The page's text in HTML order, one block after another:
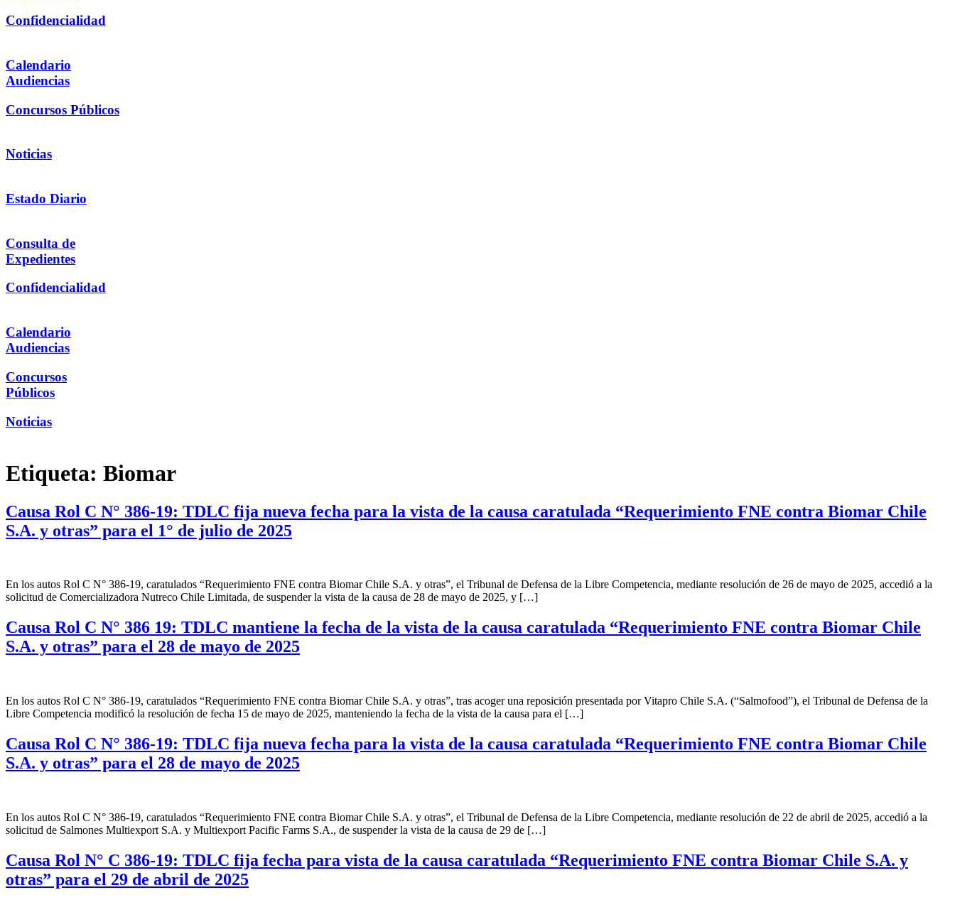
Confidencialidad
Calendario
Audiencias
Concursos Públicos
Noticias
Estado Diario
Consulta de
Expedientes
Confidencialidad
Calendario
Audiencias
Concursos
Públicos
Noticias
Etiqueta: Biomar
Causa Rol C N° 386-19: TDLC fija nueva fecha para la vista de la causa caratulada “Requerimiento FNE contra Biomar Chile
S.A. y otras” para el 1° de julio de 2025
En los autos Rol C N° 386-19, caratulados “Requerimiento FNE contra Biomar Chile S.A. y otras”, el Tribunal de Defensa de la Libre Competencia, mediante resolución de 26 de mayo de 2025, accedió a la
solicitud de Comercializadora Nutreco Chile Limitada, de suspender la vista de la causa de 28 de mayo de 2025, y […]
Causa Rol C N° 386 19: TDLC mantiene la fecha de la vista de la causa caratulada “Requerimiento FNE contra Biomar Chile
S.A. y otras” para el 28 de mayo de 2025
En los autos Rol C N° 386-19, caratulados “Requerimiento FNE contra Biomar Chile S.A. y otras”, tras acoger una reposición presentada por Vitapro Chile S.A. (“Salmofood”), el Tribunal de Defensa de la
Libre Competencia modificó la resolución de fecha 15 de mayo de 2025, manteniendo la fecha de la vista de la causa para el […]
Causa Rol C N° 386-19: TDLC fija nueva fecha para la vista de la causa caratulada “Requerimiento FNE contra Biomar Chile
S.A. y otras” para el 28 de mayo de 2025
En los autos Rol C N° 386-19, caratulados “Requerimiento FNE contra Biomar Chile S.A. y otras”, el Tribunal de Defensa de la Libre Competencia, mediante resolución de 22 de abril de 2025, accedió a la
solicitud de Salmones Multiexport S.A. y Multiexport Pacific Farms S.A., de suspender la vista de la causa de 29 de […]
Causa Rol N° C 386-19: TDLC fija fecha para vista de la causa caratulada “Requerimiento FNE contra Biomar Chile S.A. y
otras” para el 29 de abril de 2025